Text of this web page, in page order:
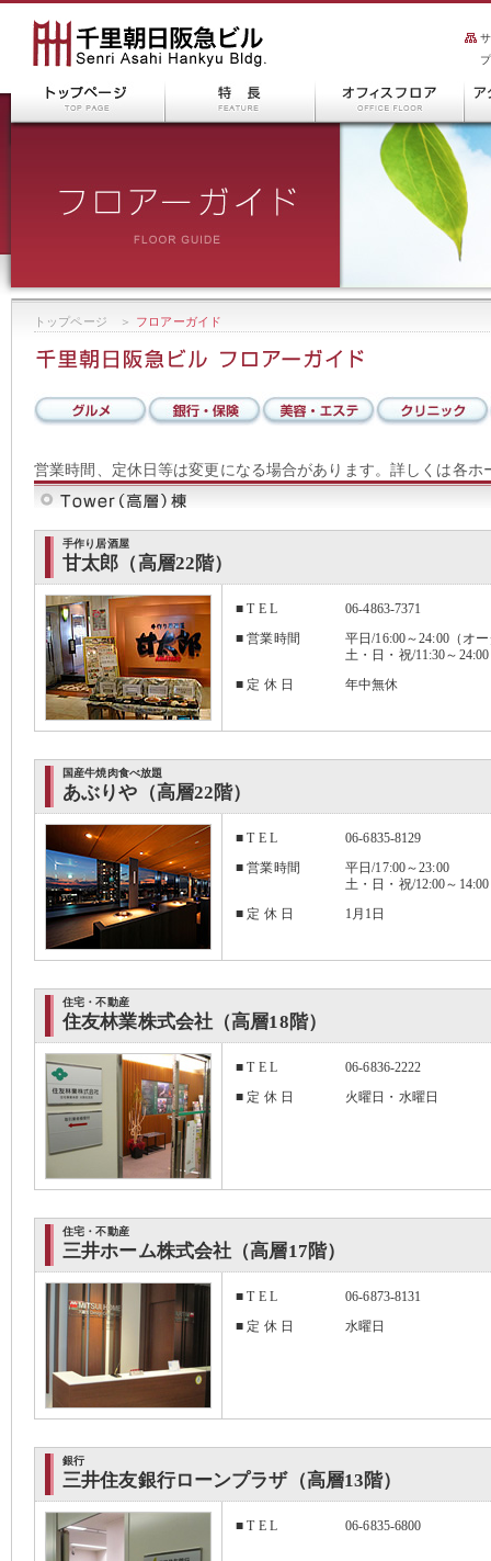
プ
トップページ ＞ フロアーガイド
営業時間、定休日等は変更になる場合があります。詳しくは各ホ
手作り居酒屋
甘太郎（高層22階）
■ T E L
06-4863-7371
■ 営業時間
平日/16:00～24:00（オ
土・日・祝/11:30～
■ 定 休 日
年中無休
国産牛焼肉食べ放題
あぶりや（高層22階）
■ T E L
06-6835-8129
■ 営業時間
平日/17:00～23:00
土・日・祝/12:00～
■ 定 休 日
1月1日
住宅・不動産
住友林業株式会社（高層18階）
■ T E L
06-6836-2222
■ 定 休 日
火曜日・水曜日
住宅・不動産
三井ホーム株式会社（高層17階）
■ T E L
06-6873-8131
■ 定 休 日
水曜日
銀行
三井住友銀行ローンプラザ（高層13階）
■ T E L 06-6835-6800